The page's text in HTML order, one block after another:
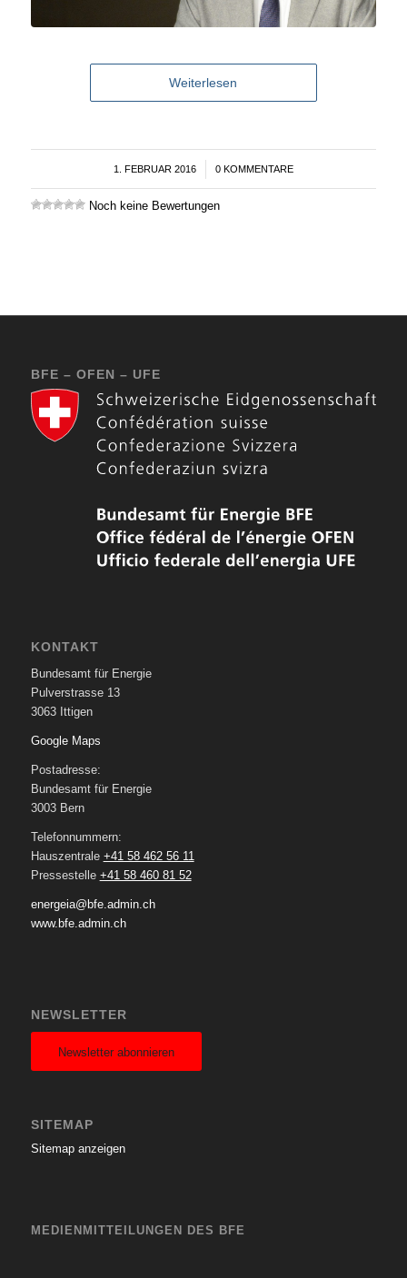
Weiterlesen
1. FEBRUAR 2016
/ 0 KOMMENTARE
Noch keine Bewertungen
BFE – OFEN – UFE
KONTAKT
Bundesamt für Energie
Pulverstrasse 13
3063 Ittigen
Google Maps
Postadresse:
Bundesamt für Energie
3003 Bern
Telefonnummern:
Hauszentrale +41 58 462 56 11
Pressestelle +41 58 460 81 52
energeia@bfe.admin.ch
www.bfe.admin.ch
NEWSLETTER
Newsletter abonnieren
SITEMAP
Sitemap anzeigen
MEDIENMITTEILUNGEN DES BFE